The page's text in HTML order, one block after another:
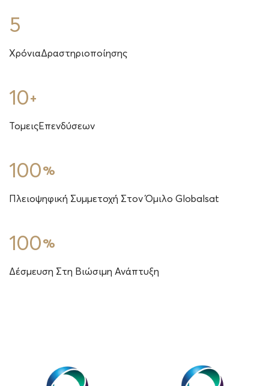
5
ΧρόνιαΔραστηριοποίησης
10 +
ΤομειςΕπενδύσεων
100 %
Πλειοψηφική Συμμετοχή Στον Όμιλο Globalsat
100 %
Δέσμευση Στη Βιώσιμη Ανάπτυξη